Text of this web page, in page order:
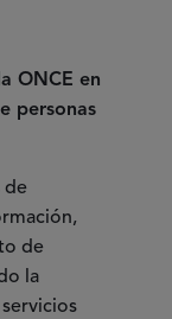
ONCE en
personas
de
de
la